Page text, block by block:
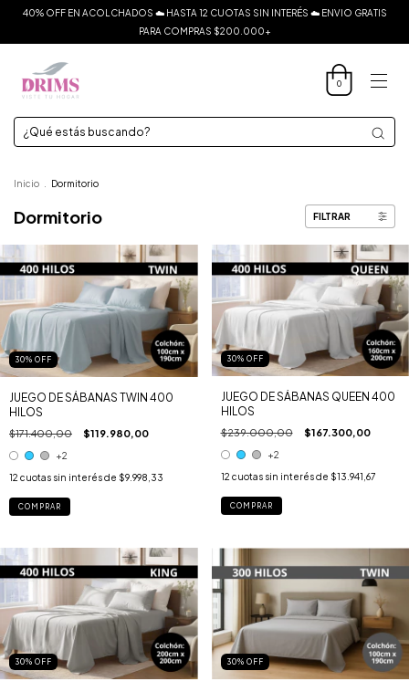
40% OFF EN ACOLCHADOS ☁️ HASTA 12 CUOTAS SIN INTERÉS ☁️ ENVIO GRATIS
PARA COMPRAS $200.000+
0
Inicio Dormitorio
Dormitorio FILTRAR
30% OFF
JUEGO DE SÁBANAS TWIN 400
HILOS
$171.400,00 $119.980,00
+2
12 cuotas sin interés de $9.998,33
COMPRAR
30% OFF
JUEGO DE SÁBANAS QUEEN 400
HILOS
$239.000,00 $167.300,00
+2
12 cuotas sin interés de $13.941,67
COMPRAR
30% OFF 30% OFF